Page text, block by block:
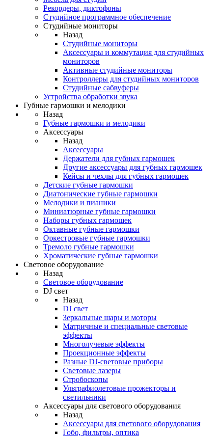
Рекордеры, диктофоны
Студийное программное обеспечение
Студийные мониторы
Назад
Студийные мониторы
Аксессуары и коммутация для студийных
мониторов
Активные студийные мониторы
Контроллеры для студийных мониторов
Студийные сабвуферы
Устройства обработки звука
Губные гармошки и мелодики
Назад
Губные гармошки и мелодики
Аксессуары
Назад
Аксессуары
Держатели для губных гармошек
Другие аксессуары для губных гармошек
Кейсы и чехлы для губных гармошек
Детские губные гармошки
Диатонические губные гармошки
Мелодики и пианики
Миниатюрные губные гармошки
Наборы губных гармошек
Октавные губные гармошки
Оркестровые губные гармошки
Тремоло губные гармошки
Хроматические губные гармошки
Световое оборудование
Назад
Световое оборудование
DJ свет
Назад
DJ свет
Зеркальные шары и моторы
Матричные и специальные световые
эффекты
Многолучевые эффекты
Проекционные эффекты
Разные DJ-световые приборы
Световые лазеры
Стробоскопы
Ультрафиолетовые прожекторы и
светильники
Аксессуары для светового оборудования
Назад
Аксессуары для светового оборудования
Гобо, фильтры, оптика